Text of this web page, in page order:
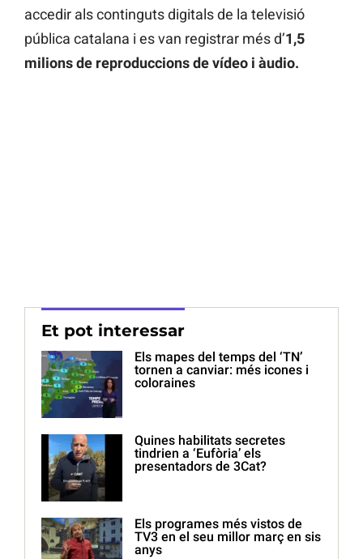
accedir als continguts digitals de la televisió
pública catalana i es van registrar més d’1,5
milions de reproduccions de vídeo i àudio.
Et pot interessar
Els mapes del temps del ‘TN’
tornen a canviar: més icones i
coloraines
Quines habilitats secretes
tindrien a ‘Eufòria’ els
presentadors de 3Cat?
Els programes més vistos de
TV3 en el seu millor març en sis
anys